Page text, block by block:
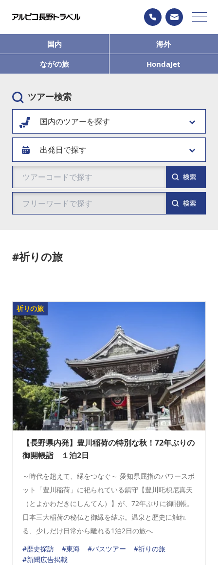
国内 海外
ながの旅 HondaJet
ツアー検索
国内のツアーを探す
#祈りの旅
祈りの旅
【長野県内発】豊川稲荷の特別な秋！72年ぶりの
御開帳詣 １泊2日
～時代を超えて、縁をつなぐ～ 愛知県屈指のパワースポ
ット「豊川稲荷」に祀られている鎮守【豊川吒枳尼真天
（とよかわだきにしんてん）】が、72年ぶりに御開帳。
日本三大稲荷の秘仏と御縁を結ぶ。温泉と歴史に触れ
る、少しだけ日常から離れる1泊2日の旅へ
#歴史探訪
#東海 #バスツアー
#祈りの旅
#新聞広告掲載